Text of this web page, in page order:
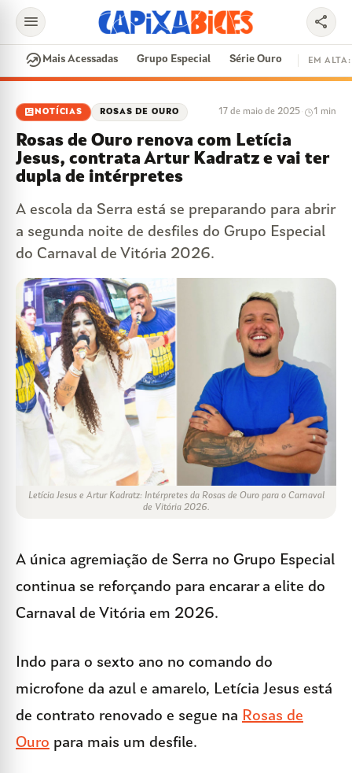
search
EM ALTA
DISPUTA DE SAMBA SAMBA-ENREDO
PARINTINS EVENTOS
menu share
whatshot Mais Acessadas Grupo Especial Série Ouro EM ALTA:
Letícia Jesus e Artur Kadratz: Intérpretes da Rosas de Ouro para o Carnaval
de Vitória 2026.
newsmode NOTÍCIAS ROSAS DE OURO 17 de maio de 2025· 1 min
Rosas de Ouro renova com Letícia
Jesus, contrata Artur Kadratz e vai ter
dupla de intérpretes
A escola da Serra está se preparando para abrir
a segunda noite de desfiles do Grupo Especial
do Carnaval de Vitória 2026.
A única agremiação de Serra no Grupo Especial
continua se reforçando para encarar a elite do
Carnaval de Vitória em 2026.
Indo para o sexto ano no comando do
microfone da azul e amarelo, Letícia Jesus está
de contrato renovado e segue na Rosas de
Ouro para mais um desfile.